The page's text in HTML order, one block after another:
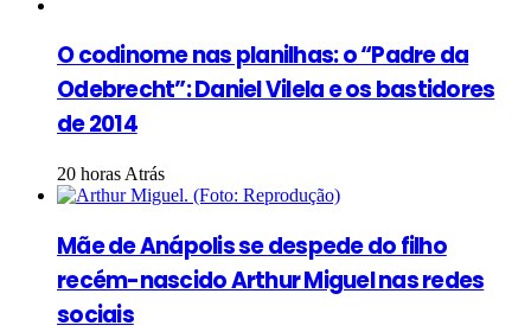
O codinome nas planilhas: o “Padre da
Odebrecht”: Daniel Vilela e os bastidores
de 2014
20 horas Atrás
Mãe de Anápolis se despede do filho
recém-nascido Arthur Miguel nas redes
sociais